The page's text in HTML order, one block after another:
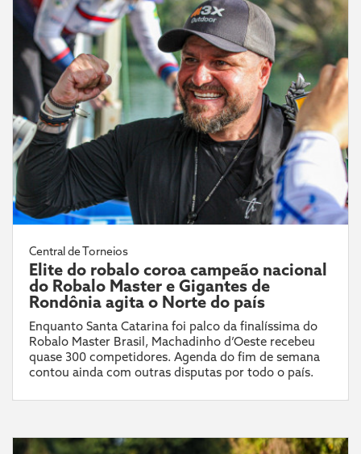
Central de Torneios
Elite do robalo coroa campeão nacional
do Robalo Master e Gigantes de
Rondônia agita o Norte do país
Enquanto Santa Catarina foi palco da finalíssima do
Robalo Master Brasil, Machadinho d’Oeste recebeu
quase 300 competidores. Agenda do fim de semana
contou ainda com outras disputas por todo o país.